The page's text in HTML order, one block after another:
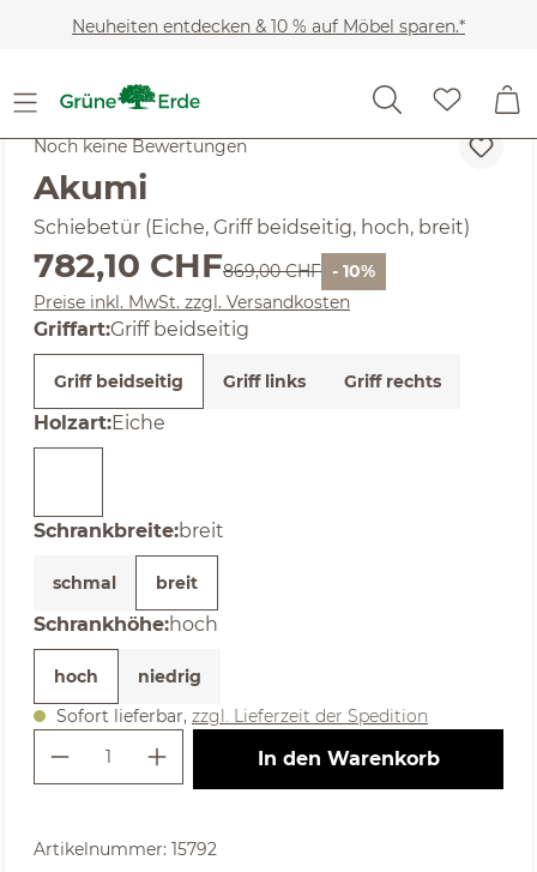
Zum Hauptinhalt springen
Neuheiten entdecken & 10 % auf Möbel sparen.*
SALE
Noch keine Bewertungen
Akumi
Schiebetür (Eiche, Griff beidseitig, hoch, breit)
Verkaufspreis:
782,10 CHFRegulärer Preis:
869,00 CHF - 10%
Preise inkl. MwSt. zzgl. Versandkosten
Griffartauswählen
:Griff beidseitig
Griff beidseitig Griff links Griff rechts
Holzartauswählen
:Eiche
Schrankbreiteauswählen
:breit
schmal breit
Schrankhöheauswählen
:hoch
hoch
niedrig
Sofort lieferbar, zzgl. Lieferzeit der Spedition
Produkt Anzahl: Gib den
In den Warenkorb
Artikelnummer: 15792